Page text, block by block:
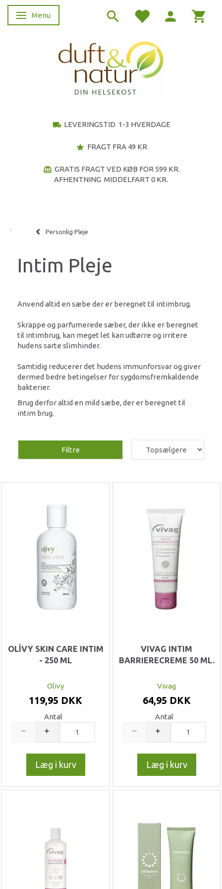
Skifte navigation
Menu
local_shipping LEVERINGSTID 1-3 HVERDAGE
star FRAGT FRA 49 KR
redeem GRATIS FRAGT VED KØB FOR 599 KR.
AFHENTNING MIDDELFART 0 KR.
Personlig Pleje
Intim Pleje
Anvend altid en sæbe der er beregnet til intimbrug.
Skrappe og parfumerede sæber, der ikke er beregnet
til intimbrug, kan meget let kan udtørre og irritere
hudens sarte slimhinder.
Samtidig reducerer det hudens immunforsvar og giver
dermed bedre betingelser for sygdomsfremkaldende
bakterier.
Brug derfor altid en mild sæbe, der er beregnet til
intim brug.
Filtre
OLÍVY SKIN CARE INTIM
- 250 ML
Olivy
119,95 DKK
Antal
Læg i kurv
VIVAG INTIM
BARRIERECREME 50 ML.
Vivag
64,95 DKK
Antal
Læg i kurv